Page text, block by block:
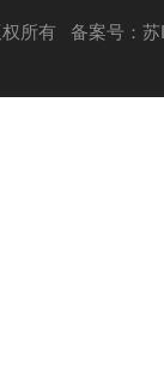
权所有 备案号：